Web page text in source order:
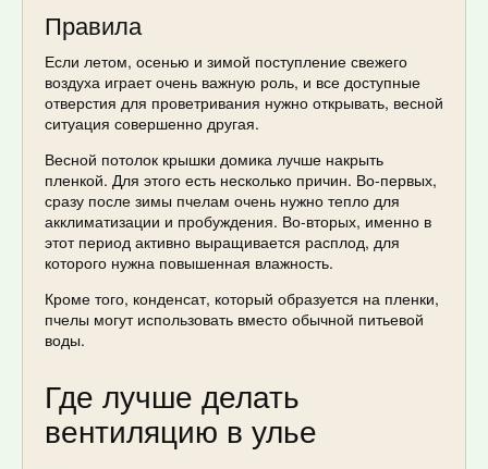
Правила
Если летом, осенью и зимой поступление свежего
воздуха играет очень важную роль, и все доступные
отверстия для проветривания нужно открывать, весной
ситуация совершенно другая.
Весной потолок крышки домика лучше накрыть
пленкой. Для этого есть несколько причин. Во-первых,
сразу после зимы пчелам очень нужно тепло для
акклиматизации и пробуждения. Во-вторых, именно в
этот период активно выращивается расплод, для
которого нужна повышенная влажность.
Кроме того, конденсат, который образуется на пленки,
пчелы могут использовать вместо обычной питьевой
воды.
Где лучше делать
вентиляцию в улье